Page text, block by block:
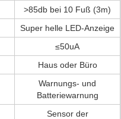
>85db bei 10 Fuß (3m)
Super helle LED-Anzeige
≤50uA
Haus oder Büro
Warnungs- und
Batteriewarnung
Sensor der